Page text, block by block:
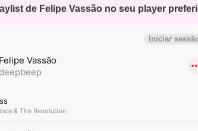
de Felipe Vassão no seu player